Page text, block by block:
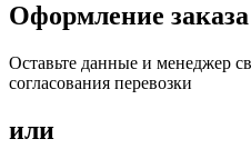
Оформление заказа
Оставьте данные и менеджер
согласования перевозки
или